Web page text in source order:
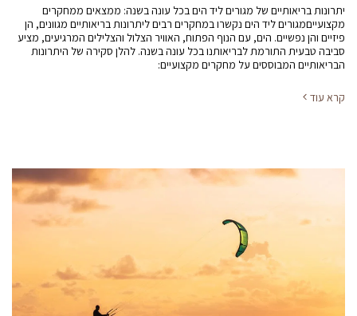
יתרונות בריאותיים של מגורים ליד הים בכל עונה בשנה: ממצאים ממחקרים
מקצועייםמגורים ליד הים נקשרו במחקרים רבים ליתרונות בריאותיים מגוונים, הן
פיזיים והן נפשיים. הים, עם הנוף הפתוח, האוויר הצלול והצלילים המרגיעים, מציע
סביבה טבעית התורמת לבריאותנו בכל עונה בשנה. להלן סקירה של היתרונות
הבריאותיים המבוססים על מחקרים מקצועיים:
קרא עוד